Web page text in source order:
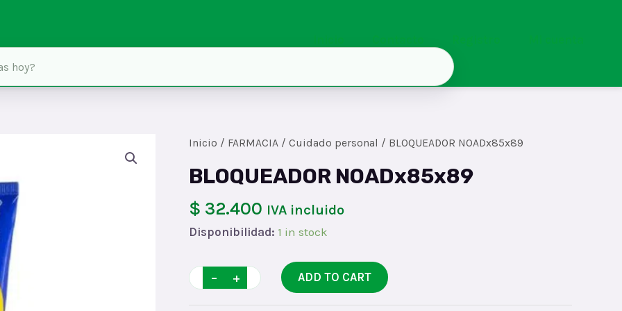
Inicio / FARMACIA / Cuidado personal / BLOQUEADOR NOADx85x89
BLOQUEADOR NOADx85x89
$ 32.400 IVA incluido
Disponibilidad: 1 in stock
BLOQUEADOR
NOADx85x89
− + ADD TO CART